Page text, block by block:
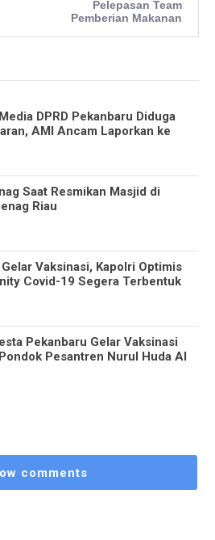
Pelepasan Team
Pemberian Makanan
DPRD Pekanbaru Diduga
AMI Ancam Laporkan ke
Saat Resmikan Masjid di
Riau
Vaksinasi, Kapolri Optimis
Covid-19 Segera Terbentuk
Pekanbaru Gelar Vaksinasi
Pesantren Nurul Huda Al
comments